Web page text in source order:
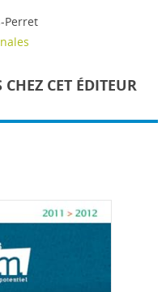
Perret
CET ÉDITEUR